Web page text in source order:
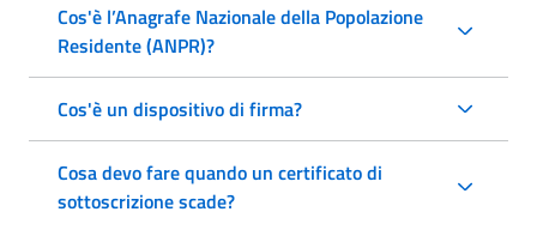
Cos'è l’Anagrafe Nazionale della Popolazione
Residente (ANPR)?
Cos'è un dispositivo di firma?
Cosa devo fare quando un certificato di
sottoscrizione scade?